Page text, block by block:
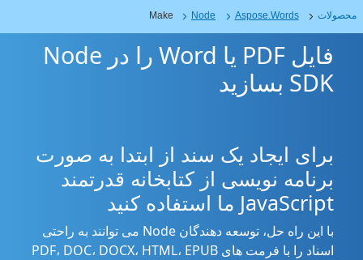
محصولات Aspose.Words
Node
Make
فایل PDF یا Word را در Node
SDK بسازید
برای ایجاد یک سند از ابتدا به صورت
برنامه نویسی از کتابخانه قدرتمند
JavaScript ما استفاده کنید
با این راه حل، توسعه دهندگان Node می توانند به راحتی
اسناد را با فرمت های PDF، DOC، DOCX، HTML، EPUB